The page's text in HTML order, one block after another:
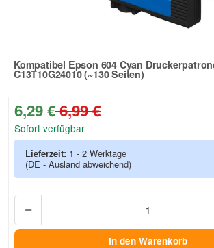
Kompatibel Epson 604 Cyan
C13T10G24010 (~130 Seiten)
Zur Artikelbewertung
6,29 €6,99 €
Sofort verfügbar
Lieferzeit: 1 - 2 Werktage
(DE - Ausland abweichend)
In den Warenkorb